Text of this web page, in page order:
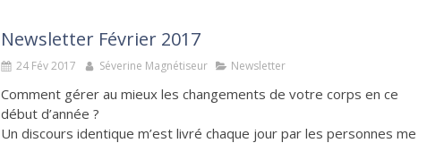
Newsletter Février 2017
24 Fév 2017 Séverine Magnétiseur Newsletter
Comment gérer au mieux les changements de votre corps en ce
début d’année ?
Un discours identique m’est livré chaque jour par les personnes me